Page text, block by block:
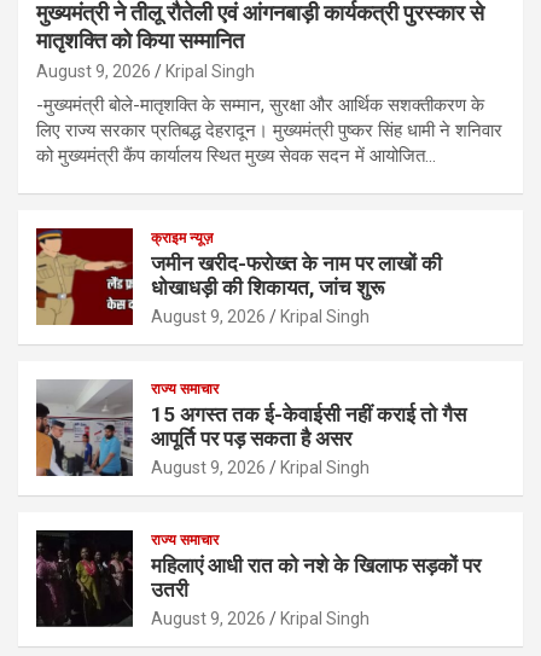
मुख्यमंत्री ने तीलू रौतेली एवं आंगनबाड़ी कार्यकत्री पुरस्कार से
मातृशक्ति को किया सम्मानित
August 9, 2026 Kripal Singh
-मुख्यमंत्री बोले-मातृशक्ति के सम्मान, सुरक्षा और आर्थिक सशक्तीकरण के
लिए राज्य सरकार प्रतिबद्ध देहरादून। मुख्यमंत्री पुष्कर सिंह धामी ने शनिवार
को मुख्यमंत्री कैंप कार्यालय स्थित मुख्य सेवक सदन में आयोजित…
क्राइम न्यूज़
जमीन खरीद-फरोख्त के नाम पर लाखों की
धोखाधड़ी की शिकायत, जांच शुरू
August 9, 2026 Kripal Singh
राज्य समाचार
15 अगस्त तक ई-केवाईसी नहीं कराई तो गैस
आपूर्ति पर पड़ सकता है असर
August 9, 2026 Kripal Singh
राज्य समाचार
महिलाएं आधी रात को नशे के खिलाफ सड़कों पर
उतरी
August 9, 2026 Kripal Singh